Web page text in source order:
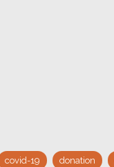
covid-19 donation